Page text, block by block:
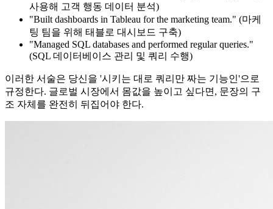
사용해 고객 행동 데이터 분석)
"Built dashboards in Tableau for the marketing team." (마케
팅 팀을 위해 태블로 대시보드 구축)
"Managed SQL databases and performed regular queries."
(SQL 데이터베이스 관리 및 쿼리 수행)
이러한 서술은 당신을 '시키는 대로 쿼리만 짜는 기능인'으로
규정한다. 글로벌 시장에서 몸값을 높이고 싶다면, 문장의 구
조 자체를 완전히 뒤집어야 한다.